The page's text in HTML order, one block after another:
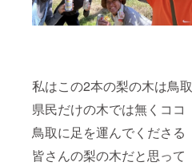
私はこの2本の梨の木は鳥取
県民だけの木では無くココ
鳥取に足を運んでくださる
皆さんの梨の木だと思って